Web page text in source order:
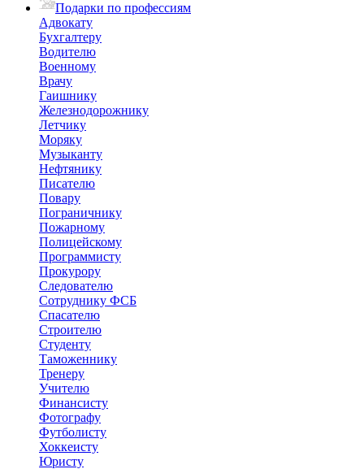
Подарки по профессиям
Адвокату
Бухгалтеру
Водителю
Военному
Врачу
Гаишнику
Железнодорожнику
Летчику
Моряку
Музыканту
Нефтянику
Писателю
Повару
Пограничнику
Пожарному
Полицейскому
Программисту
Прокурору
Следователю
Сотруднику ФСБ
Спасателю
Строителю
Студенту
Таможеннику
Тренеру
Учителю
Финансисту
Фотографу
Футболисту
Хоккеисту
Юристу